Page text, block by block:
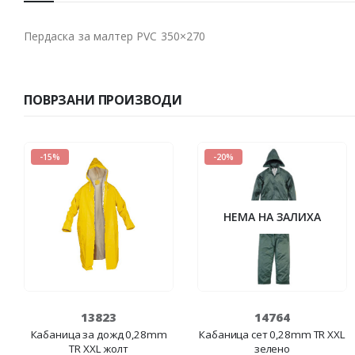
Пердаска за малтер PVC 350×270
ПОВРЗАНИ ПРОИЗВОДИ
-15%
13823
Кабаница за дожд 0,28mm
ТR XXL жолт
-20%
НЕМА НА ЗАЛИХА
14764
Кабаница сет 0,28mm TR XXL
зелено